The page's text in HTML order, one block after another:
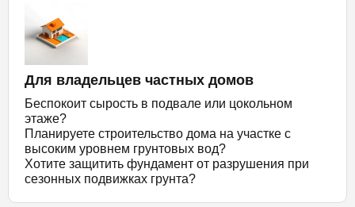
Для владельцев частных домов
Беспокоит сырость в подвале или цокольном
этаже?
Планируете строительство дома на участке с
высоким уровнем грунтовых вод?
Хотите защитить фундамент от разрушения при
сезонных подвижках грунта?